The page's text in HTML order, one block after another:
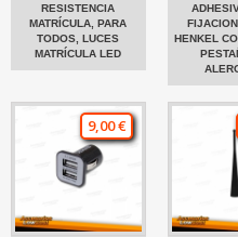
RESISTENCIA
MATRÍCULA, PARA
TODOS, LUCES
MATRÍCULA LED
HENKEL
9,00 €